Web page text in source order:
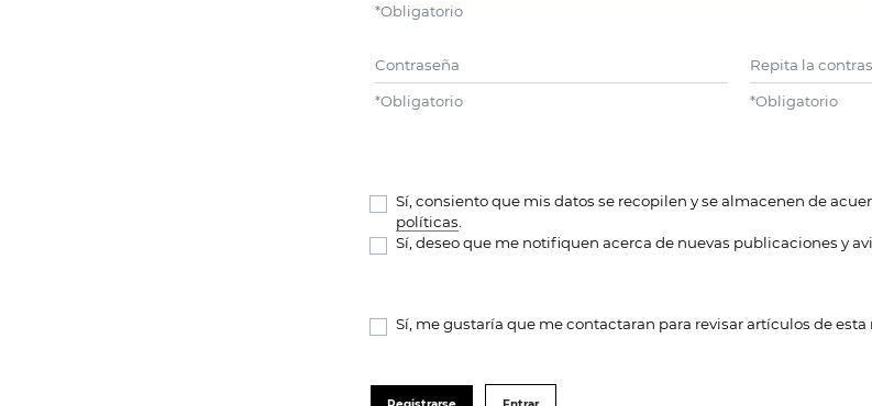
*Obligatorio
*Obligatorio *Obligatorio
Sí, consiento que mis datos se recopilen y se almacenen de
políticas
Sí, deseo que me notifiquen acerca de nuevas publicaciones y
Sí, me gustaría que me contactaran para revisar artículos de esta